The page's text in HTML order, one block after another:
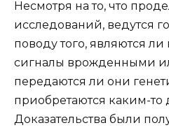
Несмотря на то, что
исследований, ведутся
поводу того, являются
сигналы врожденными
передаются ли они
приобретаются каким-то
Доказательства были